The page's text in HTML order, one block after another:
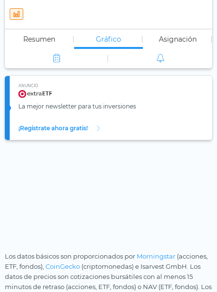
Resumen Gráfico Asignación
ANUNCIO
La mejor newsletter para tus inversiones
¡Regístrate ahora gratis!
Los datos básicos son proporcionados por Morningstar (acciones,
ETF, fondos), CoinGecko (criptomonedas) e Isarvest GmbH. Los
datos de precios son cotizaciones bursátiles con al menos 15
minutos de retraso (acciones, ETF, fondos) o NAV (ETF, fondos). Los